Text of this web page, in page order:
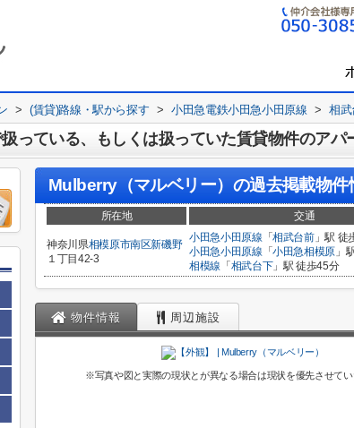
> (賃貸)路線・駅から探す > 小田急電鉄小田急小田原線 > 相武
っている、もしくは扱っていた賃貸物件のアパ
Mulberry（マルベリー） の過去掲載物件
所在地 交通
神奈川県相模原市南区新磯野
１丁目42-3
小田急小田原線 「相武台前」駅 徒
小田急小田原線 「小田急相模原 」
相模線 「 相武台下」駅 徒歩45分
物件情報 周辺施設
※写真や図と実際の現状とが異なる場合は現状を優先させて